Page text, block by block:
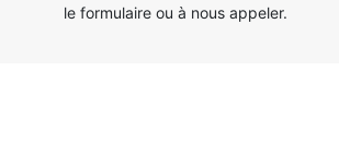
le formulaire ou à nous appeler.